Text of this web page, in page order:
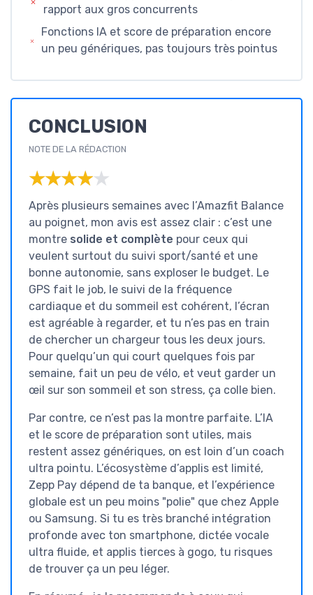
rapport aux gros concurrents
Fonctions IA et score de préparation encore
un peu génériques, pas toujours très pointus
CONCLUSION
NOTE DE LA RÉDACTION
★★★★★
★★★★★
Après plusieurs semaines avec l’Amazfit Balance
au poignet, mon avis est assez clair : c’est une
montre solide et complète pour ceux qui
veulent surtout du suivi sport/santé et une
bonne autonomie, sans exploser le budget. Le
GPS fait le job, le suivi de la fréquence
cardiaque et du sommeil est cohérent, l’écran
est agréable à regarder, et tu n’es pas en train
de chercher un chargeur tous les deux jours.
Pour quelqu’un qui court quelques fois par
semaine, fait un peu de vélo, et veut garder un
œil sur son sommeil et son stress, ça colle bien.
Par contre, ce n’est pas la montre parfaite. L’IA
et le score de préparation sont utiles, mais
restent assez génériques, on est loin d’un coach
ultra pointu. L’écosystème d’applis est limité,
Zepp Pay dépend de ta banque, et l’expérience
globale est un peu moins "polie" que chez Apple
ou Samsung. Si tu es très branché intégration
profonde avec ton smartphone, dictée vocale
ultra fluide, et applis tierces à gogo, tu risques
de trouver ça un peu léger.